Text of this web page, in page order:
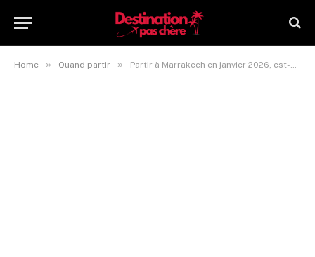
Home » Quand partir » Partir à Marrakech en janvier 2026, est-ce une bonne idée ?